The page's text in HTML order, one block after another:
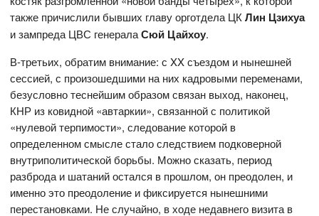
также причислили бывших главу орготдела ЦКЛин Цзихуа
и зампреда ЦВС генералаСюй Цайхоу.
В-третьих, обратим внимание: с XX съездом и нынешней
сессией, с произошедшими на них кадровыми переменами,
безусловно теснейшим образом связан выход, наконец,
КНР из ковидной «автаркии», связанной с политикой
«нулевой терпимости», следование которой в
определенном смысле стало следствием подковерной
внутриполитической борьбы. Можно сказать, период
разброда и шатаний остался в прошлом, он преодолен, и
именно это преодоление и фиксируется нынешними
перестановками. Не случайно, в ходе недавнего визита в